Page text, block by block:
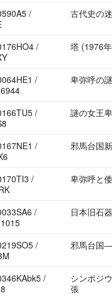
/
古代史の
/
塔 (1976
/
卑弥呼の
/
謎の女王
/
邪馬台国
/
卑弥呼と
/
日本旧石
/
邪馬台国
/
シンポジ
張